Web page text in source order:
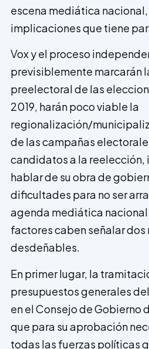
escena mediática
implicaciones que tiene
Vox y el proceso
previsiblemente marcarán
preelectoral de las
2019, harán poco viable la
regionalización/
de las campañas
candidatos a la reelección,
hablar de su obra de
dificultades para no ser
agenda mediática
factores caben señalar dos
desdeñables.
En primer lugar, la
presupuestos generales
en el Consejo de Gobierno
que para su aprobación
todas las fuerzas políticas